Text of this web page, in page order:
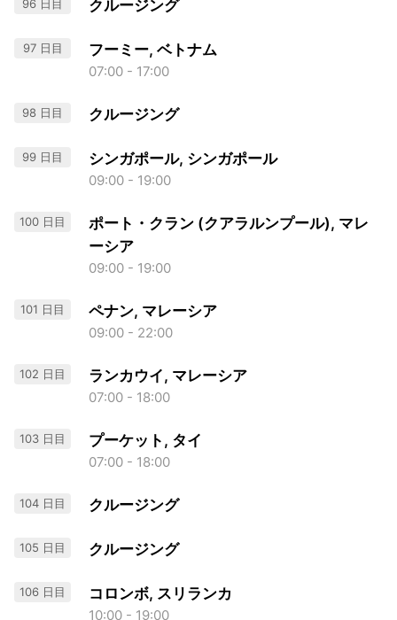
96 日目 クルージング
97 日目 フーミー, ベトナム
07:00 - 17:00
98 日目 クルージング
99 日目 シンガポール, シンガポール
09:00 - 19:00
100 日目
ポート・クラン (クアラルンプール), マレ
ーシア
09:00 - 19:00
101 日目 ペナン, マレーシア
09:00 - 22:00
102 日目 ランカウイ, マレーシア
07:00 - 18:00
103 日目 プーケット, タイ
07:00 - 18:00
104 日目 クルージング
105 日目 クルージング
106 日目 コロンボ, スリランカ
10:00 - 19:00